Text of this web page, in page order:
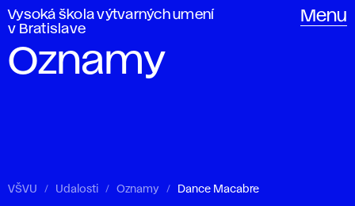
Vysoká škola výtvarných umení
v Bratislave
Menu
Oznamy
VŠVU Udalosti Oznamy Dance Macabre